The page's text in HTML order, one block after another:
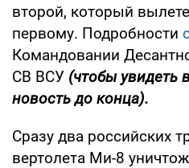
второй, который
первому. Подробности
Командовании
СВ ВСУ (чтобы увидеть
новость до конца).
Сразу два российских
вертолета Ми-8